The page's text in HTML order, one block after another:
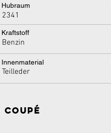
Hubraum
2341
Kraftstoff
Benzin
Innenmaterial
Teilleder
Coupé